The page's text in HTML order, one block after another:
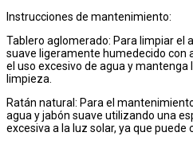
Instrucciones de mantenimiento:
Tablero aglomerado: Para limpiar el
suave ligeramente humedecido con
el uso excesivo de agua y mantenga
limpieza.
Ratán natural: Para el
agua y jabón suave utilizando una
excesiva a la luz solar, ya que puede